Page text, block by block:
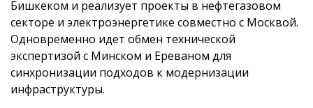
Бишкеком и реализует проекты в нефтегазовом
секторе и электроэнергетике совместно с Москвой.
Одновременно идет обмен технической
экспертизой с Минском и Ереваном для
синхронизации подходов к модернизации
инфраструктуры.